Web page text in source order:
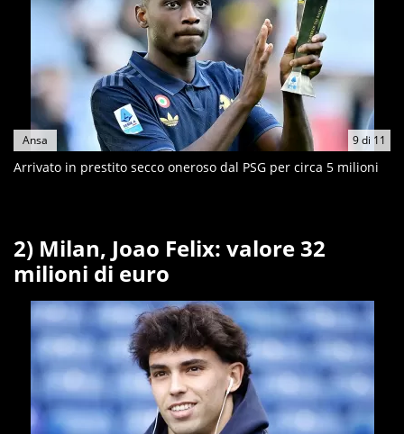
9di 11
Ansa
Arrivato in prestito secco oneroso dal PSG per circa 5 milioni
2) Milan, Joao Felix: valore 32
milioni di euro